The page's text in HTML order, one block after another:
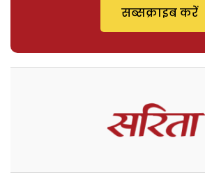
सब्सक्राइब करें